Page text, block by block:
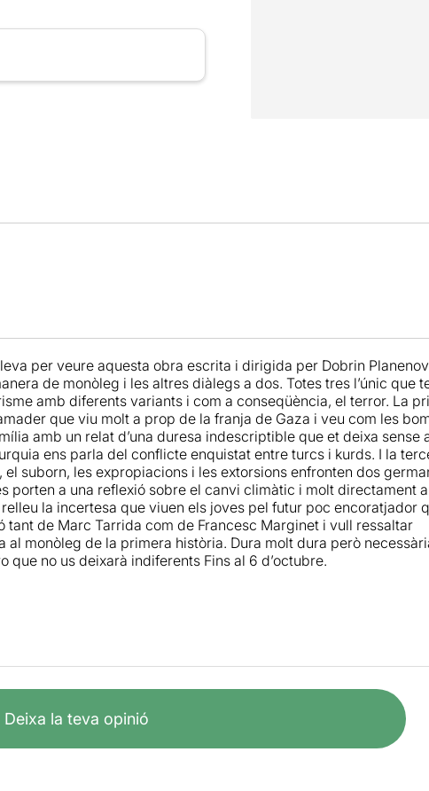
per veure aquesta obra escrita i dirigida per Dobrin
de monòleg i les altres diàlegs a dos. Totes tres l’únic que
amb diferents variants i com a conseqüència, el terror. La
que viu molt a prop de la franja de Gaza i veu com les
amb un relat d’una duresa indescriptible que et deixa sense
ens parla del conflicte enquistat entre turcs i kurds. I la
el suborn, les expropiacions i les extorsions enfronten dos
porten a una reflexió sobre el canvi climàtic i molt directament
la incertesa que viuen els joves pel futur poc encoratjador
tant de Marc Tarrida com de Francesc Marginet i vull ressaltar
al monòleg de la primera història. Dura molt dura però
que no us deixarà indiferents Fins al 6 d’octubre.
Deixa la teva opinió